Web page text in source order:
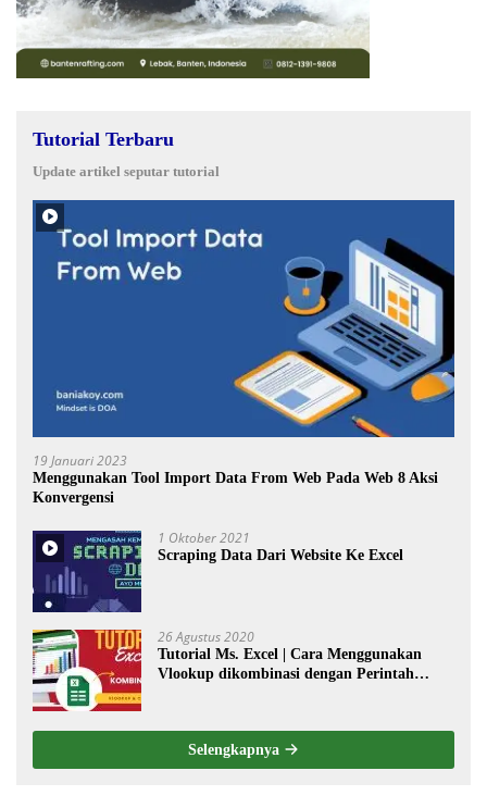
Tutorial Terbaru
Update artikel seputar tutorial
19 Januari 2023
Menggunakan Tool Import Data From Web Pada Web 8 Aksi
Konvergensi
1 Oktober 2021
Scraping Data Dari Website Ke Excel
26 Agustus 2020
Tutorial Ms. Excel | Cara Menggunakan
Vlookup dikombinasi dengan Perintah
Selengkapnya